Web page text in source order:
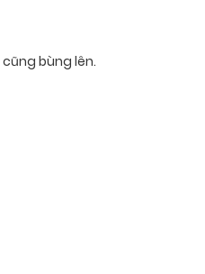
cũng bùng lên.